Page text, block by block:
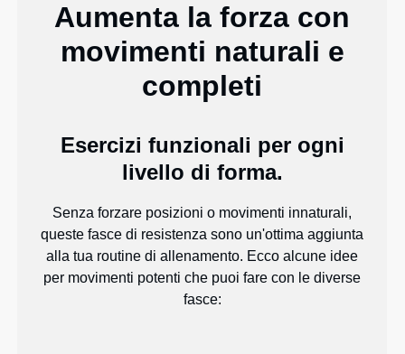
Aumenta la forza con
movimenti naturali e
completi
Esercizi funzionali per ogni
livello di forma.
Senza forzare posizioni o movimenti innaturali,
queste fasce di resistenza sono un'ottima aggiunta
alla tua routine di allenamento. Ecco alcune idee
per movimenti potenti che puoi fare con le diverse
fasce: